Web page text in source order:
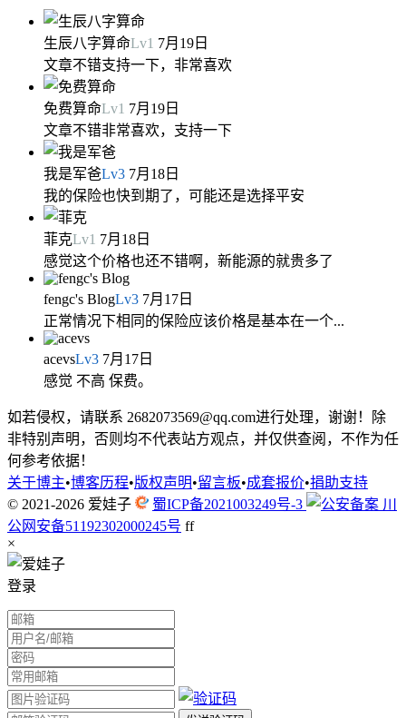
生辰八字算命Lv1 7月19日
文章不错支持一下，非常喜欢
免费算命Lv1 7月19日
文章不错非常喜欢，支持一下
我是军爸Lv3 7月18日
我的保险也快到期了，可能还是选择平安
菲克Lv1 7月18日
感觉这个价格也还不错啊，新能源的就贵多了
fengc's BlogLv3 7月17日
正常情况下相同的保险应该价格是基本在一个...
acevsLv3 7月17日
感觉 不高 保费。
如若侵权，请联系 2682073569@qq.com进行处理，谢谢！除
非特别声明，否则均不代表站方观点，并仅供查阅，不作为任
何参考依据！
关于博主•博客历程•版权声明•留言板•成套报价•捐助支持
© 2021-2026 爱娃子 蜀ICP备2021003249号-3
川
公网安备51192302000245号 ff
×
登录